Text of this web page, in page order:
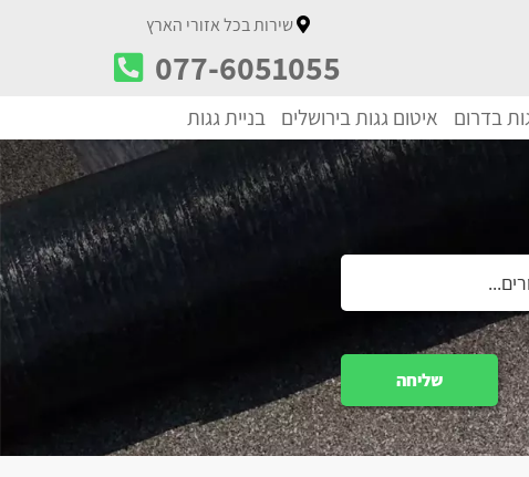
שירות בכל אזורי הארץ
077-6051055
בדרום איטום גגות בירושלים בניית גגות
שליחה